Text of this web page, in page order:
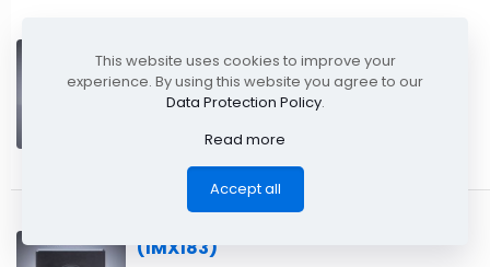
(IMX541)
Dalga Boyu Aralığı:
(IMX183)
This website uses cookies to improve your
experience. By using this website you agree to our
Data Protection Policy.
Read more
Accept all